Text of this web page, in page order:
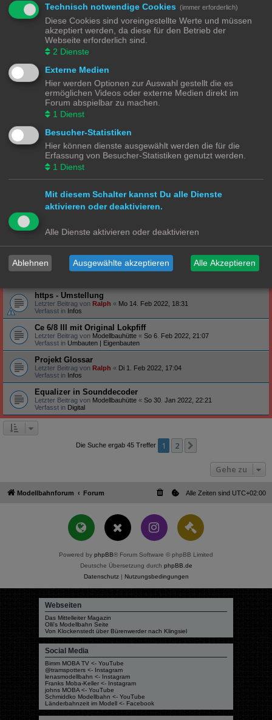
Märklin BR216 (V160) CARGO digitalisieren
Letzter Beitrag von «Fr 20. Mai 2022, 17:36
Verfasst in Lokomotiven | Züge
Schotter Beladung selber machen
Verfasst inGestaltungstipps und Tricks
Märklin K83 Weichendecoder - Separate Stromeinspeisung
Letzter Beitrag von
Verfasst inDigital
Software - aber Welche - Teil 4
Letzter Beitrag von
Verfasst inSteuerung
Software - aber Welche - Teil 3
Letzter Beitrag von Moba_GM
Do 3. Mär 2022, 19:12
Verfasst inSteuerung
Software - aber Welche - Teil 2
Verfasst inSteuerung
Profilbanner
Letzter Beitrag vonRalph«So 27. Feb 2022, 09:12
Verfasst in
Arduino - habt ihr schon Erfahrung gemacht?
Verfasst inTechnik
S-Bahn Triebwagen ET171/EM171 - BR471/871
Letzter Beitrag vonHammonia«Sa 19. Feb 2022, 23:39
https - Umstellung
Letzter Beitrag von Ralph « Mo 14. Feb 2022, 18:31
Verfasst in Infos
Ce 6/8 III mit Original Lokpfiff
Letzter Beitrag von Modellbauhütte « So 6. Feb 2022, 21:07
Verfasst in Umbauten | Eigenbauten
Projekt Glossar
Letzter Beitrag von Ralph « Di 1. Feb 2022, 17:04
Verfasst in Infos
Equalizer in Sounddecoder
Letzter Beitrag von Modellbauhütte « So 30. Jan 2022, 22:21
Verfasst in Digital
Die Suche ergab 45 Treffer 1 2
Gehe zu
Modellbahnforum Forum Alle Zeiten sind UTC+02:00
Powered by phpBB® Forum Software © phpBB Limited
Deutsche Übersetzung durch phpBB.de
Datenschutz| Nutzungsbedingungen
Webseiten
Das Mittelleiter Magazin
Olli's Modellbahn Seite
Von Klockenstedt über Bürenwerder nach Klingsiel
Social Media
Bimm MOBA TV <- YouTube
@tramspotters <- Instagram
lenasmodellbahn <- Instagram
Franks Moba-Keller <- Instagram
johns MOBA <- YouTube
Schmiddko Modellbahn <- YouTube
Länderbahnzeit im Modell <- Facebook
Technisch notwendige Cookies (immer erforderlich)
Diese Cookies sind voreingestellte Werte und müssen
akzeptiert werden, da diese für den Betrieb der
Webseite erforderlich sind.
2 Dienste
Externe Medien
Hier werden Optionen zur Auswahl gestellt die es
ermöglichen Videos oder externe Medien direkt im
Forum abspielbar zu machen.
1 Dienst
Besucher-Statistiken
Hier können dienste ausgewählt werden die für die
Erfassung von Besucher-Statistiken genutzt werden.
1 Dienst
Mit diesem Schalter kannst Du alle Dienste
aktivieren oder deaktivieren.
Alle Dienste aktivieren oder deaktivieren
Ablehnen Ausgewählte akzeptieren Alle Akzeptieren